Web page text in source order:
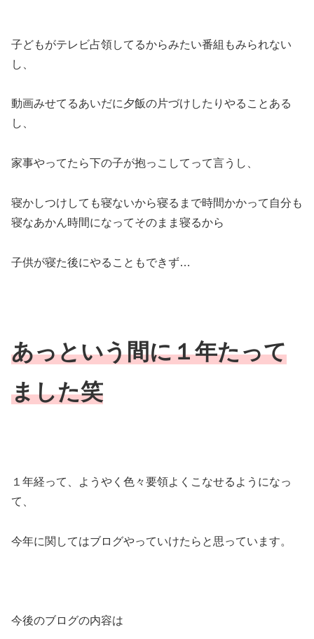
子どもがテレビ占領してるからみたい番組もみられない
し、
動画みせてるあいだに夕飯の片づけしたりやることある
し、
家事やってたら下の子が抱っこしてって言うし、
寝かしつけしても寝ないから寝るまで時間かかって自分も
寝なあかん時間になってそのまま寝るから
子供が寝た後にやることもできず…
あっという間に１年たって
ました笑
１年経って、ようやく色々要領よくこなせるようになっ
て、
今年に関してはブログやっていけたらと思っています。
今後のブログの内容は